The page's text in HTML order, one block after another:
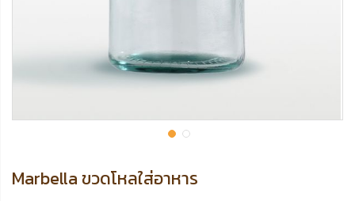
Marbella ขวดโหลใส่อาหาร